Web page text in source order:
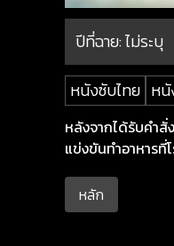
ปีที่ฉาย:ไม่ระบุ
หนังซับไทย หนั
หลังจากได้รับคำสั่
แข่งขันทำอาหารที่
หลัก